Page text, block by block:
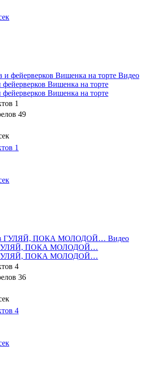
Видео
фейерверков Вишенка на торте
фейерверков Вишенка на торте
1
49
1
Видео
ГУЛЯЙ, ПОКА МОЛОДОЙ…
ГУЛЯЙ, ПОКА МОЛОДОЙ…
4
36
4